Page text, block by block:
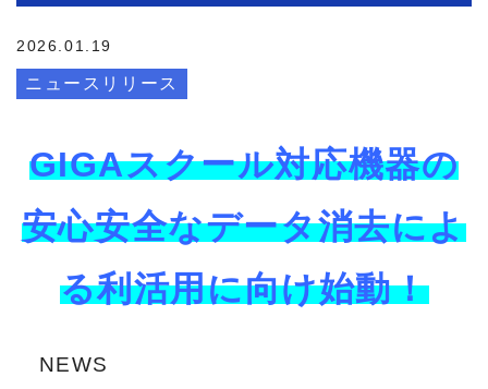
2026.01.19
ニュースリリース
GIGAスクール対応機器の
安心安全なデータ消去によ
る利活用に向け始動！
NEWS